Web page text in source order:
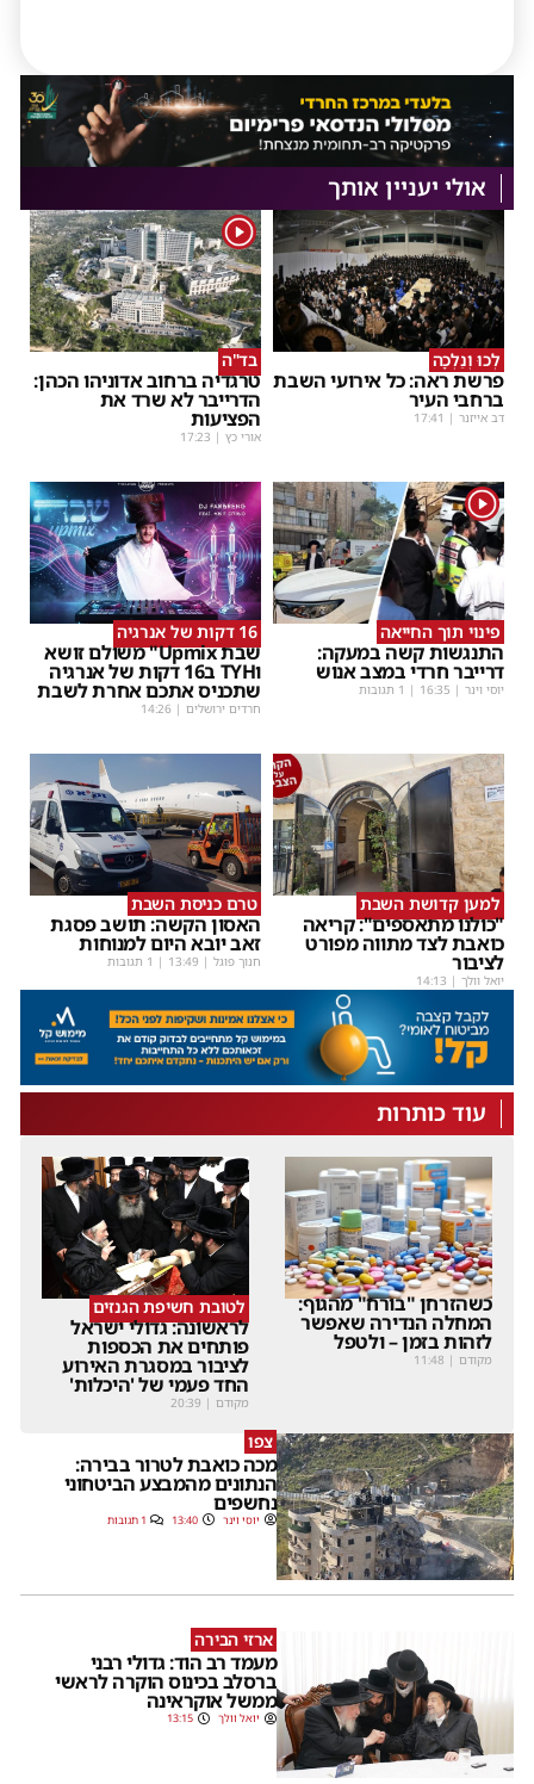
אולי יעניין אותך
לְכוּ וְנֵלְכָה
פרשת ראה: כל אירועי השבת
ברחבי העיר
דב אייזנר |
17:41
1
בד"ה
טרגדיה ברחוב אדוניהו הכהן:
הדרייבר לא שרד את
הפציעות
אורי כץ |
17:23
1
פינוי תוך החייאה
התנגשות קשה במעקה:
דרייבר חרדי במצב אנוש
יוסי וינר |
16:35 | 1 תגובות
16 דקות של אנרגיה
שבת Upmix" משולם זושא
וTYH ב16 דקות של אנרגיה
שתכניס אתכם אחרת לשבת
חרדים ירושלים |
14:26
למען קדושת השבת
"כולנו מתאספים": קריאה
כואבת לצד מתווה מפורט
לציבור
יואל וולך |
14:13
טרם כניסת השבת
האסון הקשה: תושב פסגת
זאב יובא היום למנוחות
חנוך פוגל |
13:49 | 1 תגובות
עוד כותרות
כשהזרחן "בורח" מהגוף:
המחלה הנדירה שאפשר
לזהות בזמן – ולטפל
מקודם |
11:48
לטובת חשיפת הגנזים
לראשונה: גדולי ישראל
פותחים את הכספות
לציבור במסגרת האירוע
החד פעמי של 'היכלות'
מקודם |
20:39
צפו
מכה כואבת לטרור בבירה:
הנתונים מהמבצע הביטחוני
נחשפים
יוסי וינר 13:40 1 תגובות
ארזי הבירה
מעמד רב הוד: גדולי רבני
ברסלב בכינוס הוקרה לראשי
ממשל אוקראינה
יואל וולך 13:15